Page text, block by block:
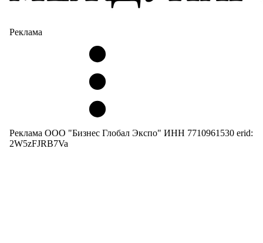
Реклама
Реклама ООО "Бизнес Глобал Экспо" ИНН 7710961530 erid:
2W5zFJRB7Va